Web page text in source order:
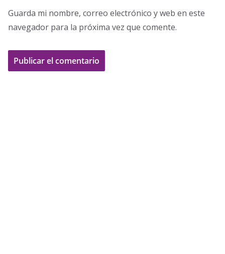
Guarda mi nombre, correo electrónico y web en este
navegador para la próxima vez que comente.